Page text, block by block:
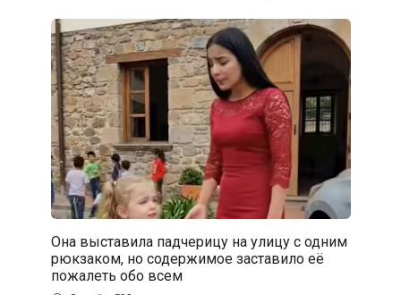
Она выставила падчерицу на улицу с одним
рюкзаком, но содержимое заставило её
пожалеть обо всем